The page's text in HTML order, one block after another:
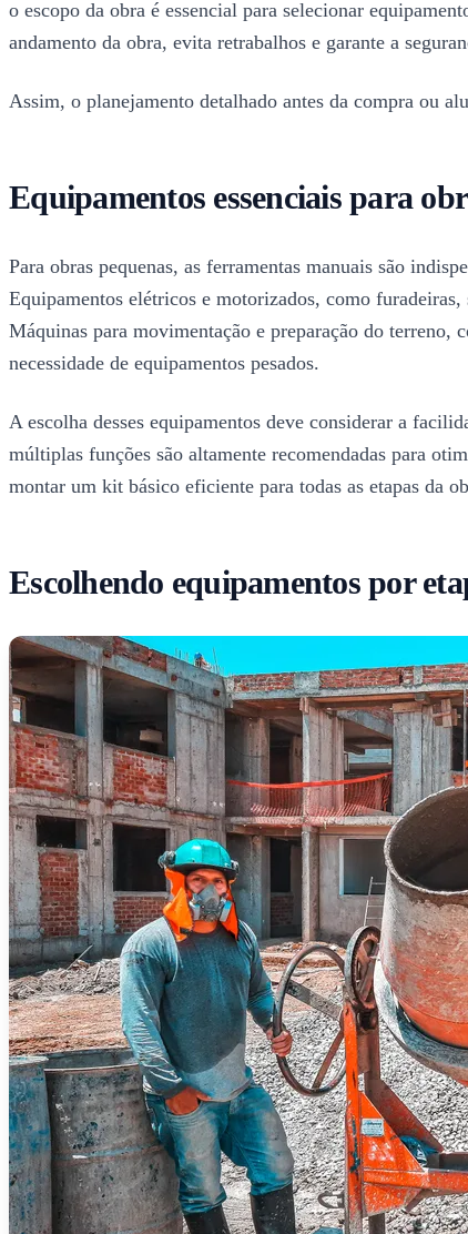
o escopo da obra é essencial para selecionar
andamento da obra, evita retrabalhos e garante a
Assim, o planejamento detalhado antes da compra ou
Equipamentos essenciais para
Para obras pequenas, as ferramentas manuais são
Equipamentos elétricos e motorizados, como
Máquinas para movimentação e preparação do terreno,
necessidade de equipamentos pesados.
A escolha desses equipamentos deve considerar a
múltiplas funções são altamente recomendadas para
montar um kit básico eficiente para todas as etapas da
Escolhendo equipamentos por